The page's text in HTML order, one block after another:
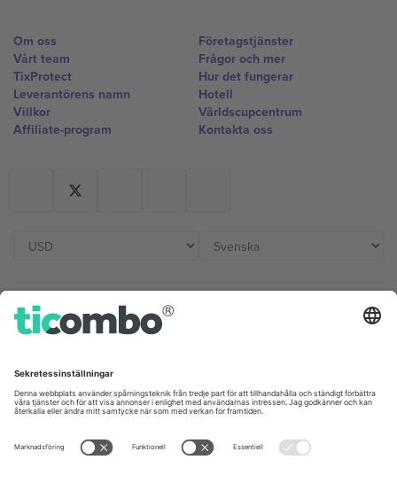
Om oss
Vårt team
TixProtect
Leverantörens namn
Villkor
Affiliate-program
Företagstjänster
Frågor och mer
Hur det fungerar
Hotell
Världscupcentrum
Kontakta oss
Kontor och support
Unter den Linden 24, 10117
Berlin, Germany
London, EC1V 1AW, United
Kingdom
United States
Switzerland